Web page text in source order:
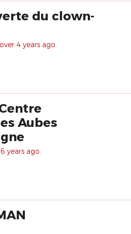
du clown-
4 years ago.
Aubes
years ago.